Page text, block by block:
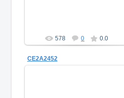
578 0 0.0
CE2A2452